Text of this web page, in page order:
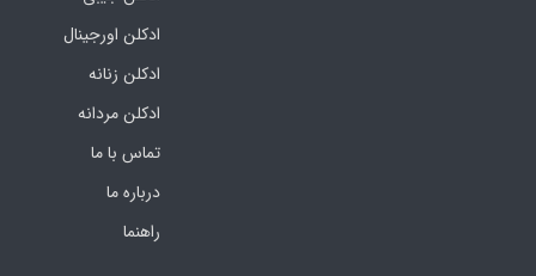
ادکلن اورجینال
ادکلن زنانه
ادکلن مردانه
تماس با ما
درباره ما
راهنما